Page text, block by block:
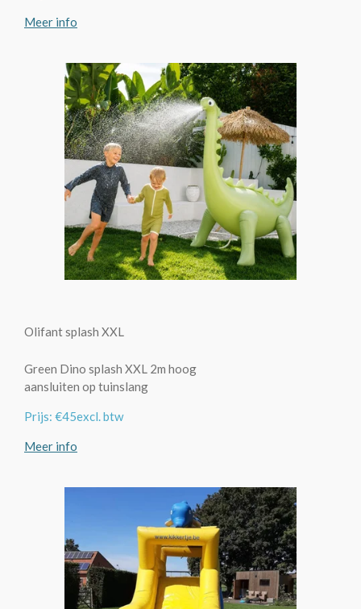
Meer info
Olifant splash XXL
Green Dino splash XXL 2m hoog
aansluiten op tuinslang
Prijs: €45excl. btw
Meer info